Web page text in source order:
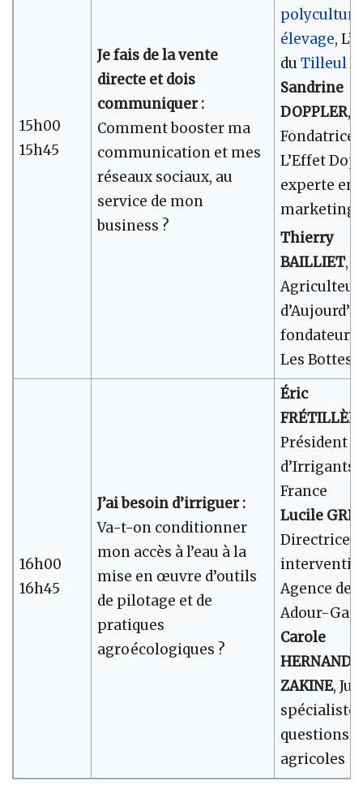
15h00
15h45
Je fais de la vente
directe et dois
communiquer :
Comment booster ma
communication et mes
réseaux sociaux, au
service de mon
business ?
polyculture
élevage,
du Tilleul
Sandrine
DOPPLER,
Fondatrice
L’Effet
experte en
marketing
Thierry
BAILLIET,
Agriculteur
fondateur
Les
16h00
16h45
J’ai besoin d’irriguer :
Va-t-on conditionner
mon accès à l’eau à la
mise en œuvre d’outils
de pilotage et de
pratiques
agroécologiques ?
Éric
Président
d’Irrigants
France
Lucile
Directrice
Agence de
Adour-
Carole
ZAKINE,
spécialiste
questions
agricoles